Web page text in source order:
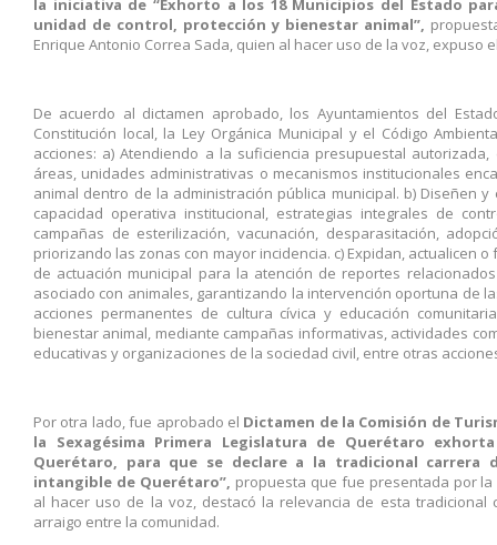
la iniciativa de “Exhorto a los 18 Municipios del Estado
unidad de control, protección y bienestar animal”,
Enrique Antonio Correa Sada, quien al hacer uso de la voz, expuso
De acuerdo al dictamen aprobado, los Ayuntamientos del
Constitución local, la Ley Orgánica Municipal y el Código
acciones: a) Atendiendo a la suficiencia presupuestal
áreas, unidades administrativas o mecanismos institucionales
animal dentro de la administración pública municipal. b) Diseñen
capacidad operativa institucional, estrategias integrales de
campañas de esterilización, vacunación, desparasitación,
priorizando las zonas con mayor incidencia. c) Expidan, actualicen
de actuación municipal para la atención de reportes
asociado con animales, garantizando la intervención oportuna de
acciones permanentes de cultura cívica y educación
bienestar animal, mediante campañas informativas, actividades
educativas y organizaciones de la sociedad civil, entre otras
Por otra lado, fue aprobado el Dictamen de la Comisión de
la Sexagésima Primera Legislatura de Querétaro
Querétaro, para que se declare a la tradicional
intangible de Querétaro”, propuesta que fue presentada por
al hacer uso de la voz, destacó la relevancia de esta
arraigo entre la comunidad.